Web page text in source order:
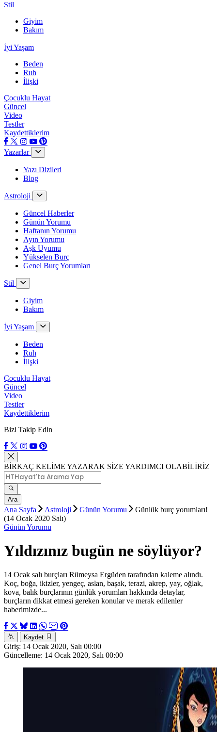
Stil
Giyim
Bakım
İyi Yaşam
Beden
Ruh
İlişki
Çocuklu Hayat
Güncel
Video
Testler
Kaydettiklerim
Yazarlar
Yazı Dizileri
Blog
Astroloji
Güncel Haberler
Günün Yorumu
Haftanın Yorumu
Ayın Yorumu
Aşk Uyumu
Yükselen Burç
Genel Burç Yorumları
Stil
Giyim
Bakım
İyi Yaşam
Beden
Ruh
İlişki
Çocuklu Hayat
Güncel
Video
Testler
Kaydettiklerim
Bizi Takip Edin
BİRKAÇ KELİME YAZARAK SİZE YARDIMCI OLABİLİRİZ
Ara
Ana Sayfa Astroloji Günün Yorumu
Günlük burç yorumları!
(14 Ocak 2020 Salı)
Günün Yorumu
Yıldızınız bugün ne söylüyor?
14 Ocak salı burçları Rümeysa Ergüden tarafından kaleme alındı.
Koç, boğa, ikizler, yengeç, aslan, başak, terazi, akrep, yay, oğlak,
kova, balık burçlarının günlük yorumları hakkında detaylar,
burçların dikkat etmesi gereken konular ve merak edilenler
haberimizde...
Kaydet
Giriş: 14 Ocak 2020, Salı 00:00
Güncelleme: 14 Ocak 2020, Salı 00:00